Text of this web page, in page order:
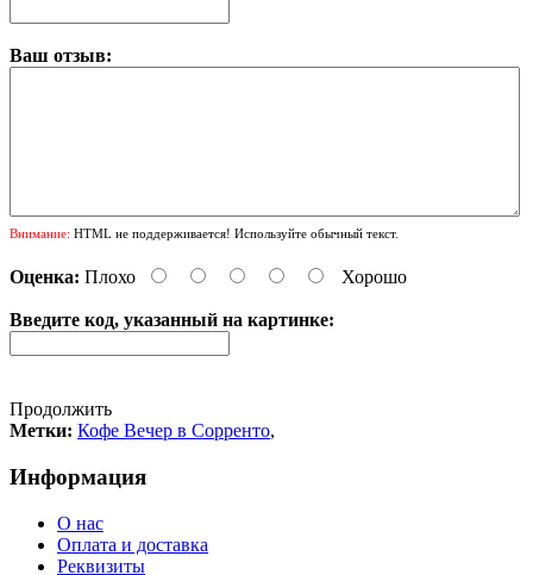
Ваш отзыв:
Внимание: HTML не поддерживается! Используйте обычный текст.
Оценка: Плохо Хорошо
Введите код, указанный на картинке:
Продолжить
Метки: Кофе Вечер в Сорренто,
Информация
О нас
Оплата и доставка
Реквизиты